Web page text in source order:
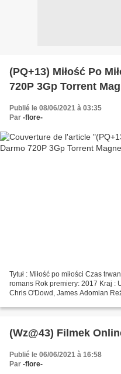
(PQ+13) Miłość Po
720P 3Gp Torrent
Publié le 08/06/2021 à 03:35
Par -flore-
Tytuł : Miłość po miłości Czas
romans Rok premiery: 2017 Kraj :
Chris O'Dowd, James Adomian
(Wz@43) Filmek
Publié le 06/06/2021 à 16:58
Par -flore-